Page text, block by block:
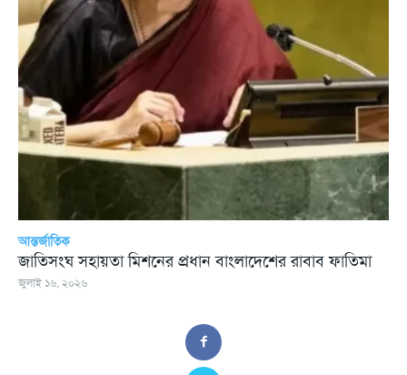
আন্তর্জাতিক
জাতিসংঘ সহায়তা মিশনের প্রধান বাংলাদেশের রাবাব ফাতিমা
জুলাই ১৬, ২০২৬